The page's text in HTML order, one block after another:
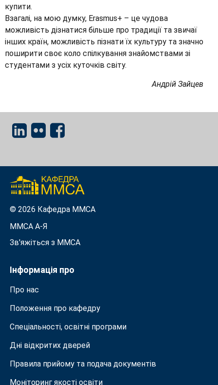
купити.
Взагалі, на мою думку, Erasmus+ – це чудова
можливість дізнатися більше про традиції та звичаї
інших країн, можливість пізнати їх культуру та значно
поширити своє коло спілкування знайомствами зі
студентами з усіх куточків світу.
Андрій Зайцев
© 2026 Кафедра ММСА
ММСА A-Я
Зв'яжіться з MMСА
Інформація про
Про нас
Положення про кафедру
Спеціальності, освітні програми
Дні відкритих дверей
Правила прийому та подача документiв
Моніторинг якості освіти